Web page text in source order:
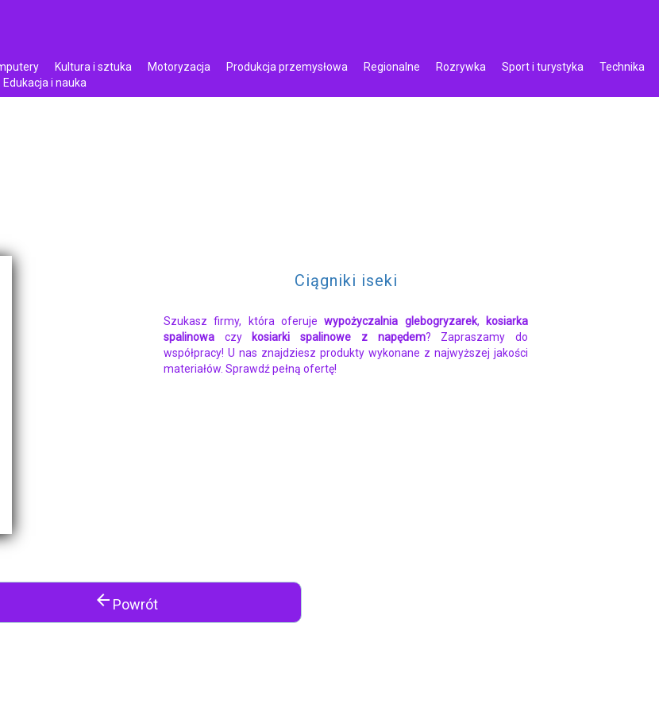
Kultura i sztuka Motoryzacja Produkcja przemysłowa Regionalne Rozrywka Sport i turystyka
Technika
Edukacja i nauka
Ciągniki iseki
Szukasz firmy, która oferujewypożyczalnia glebogryzarek,
kosiarka
spalinowaczy kosiarki spalinowe z napędem? Zapraszamy do
współpracy! U nas znajdziesz produkty wykonane z najwyższej jakości
materiałów. Sprawdź pełną ofertę!
arrow_back Powrót